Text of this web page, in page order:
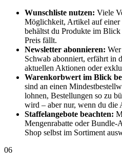
Wunschliste nutzen: Viele
Möglichkeit, Artikel auf einer
behältst du Produkte im
Preis fällt.
Newsletter abonnieren:
Schwab abonniert, erfährt in
aktuellen Aktionen oder
Warenkorbwert im Blick
sind an einen
lohnen, Bestellungen so zu
wird – aber nur, wenn du
Staffelangebote beachten:
Mengenrabatte oder Bundle-
Shop selbst im Sortiment
06